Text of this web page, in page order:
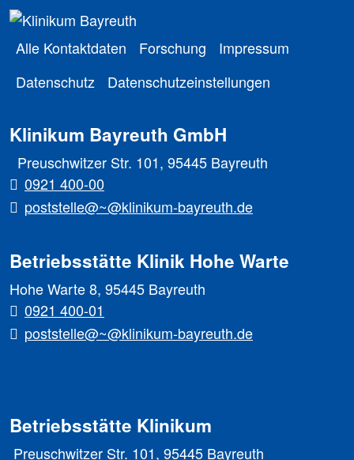
Alle Kontaktdaten Forschung
Impressum
Datenschutz
Datenschutzeinstellungen
Klinikum Bayreuth GmbH
Preuschwitzer Str. 101, 95445 Bayreuth
0921 400-00
poststelle@~@klinikum-bayreuth.de
Betriebsstätte Klinik Hohe Warte
Hohe Warte 8, 95445 Bayreuth
0921 400-01
poststelle@~@klinikum-bayreuth.de
Betriebsstätte Klinikum
Preuschwitzer Str. 101, 95445 Bayreuth